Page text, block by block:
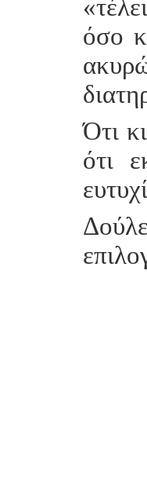
όσο
Ότι
ότι